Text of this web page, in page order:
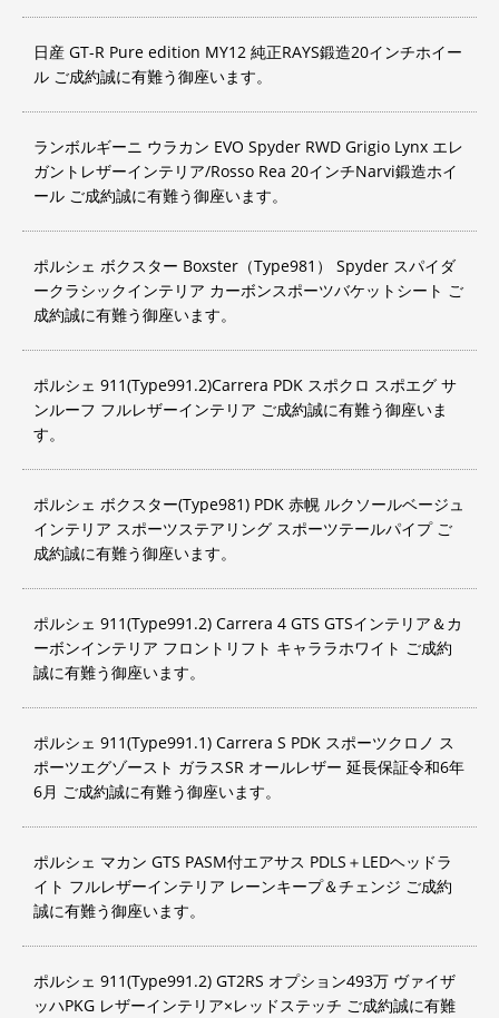
日産 GT-R Pure edition MY12 純正RAYS鍛造20インチホイー
ル ご成約誠に有難う御座います。
ランボルギーニ ウラカン EVO Spyder RWD Grigio Lynx エレ
ガントレザーインテリア/Rosso Rea 20インチNarvi鍛造ホイ
ール ご成約誠に有難う御座います。
ポルシェ ボクスター Boxster（Type981） Spyder スパイダ
ークラシックインテリア カーボンスポーツバケットシート ご
成約誠に有難う御座います。
ポルシェ 911(Type991.2)Carrera PDK スポクロ スポエグ サ
ンルーフ フルレザーインテリア ご成約誠に有難う御座いま
す。
ポルシェ ボクスター(Type981) PDK 赤幌 ルクソールベージュ
インテリア スポーツステアリング スポーツテールパイプ ご
成約誠に有難う御座います。
ポルシェ 911(Type991.2) Carrera 4 GTS GTSインテリア＆カ
ーボンインテリア フロントリフト キャララホワイト ご成約
誠に有難う御座います。
ポルシェ 911(Type991.1) Carrera S PDK スポーツクロノ ス
ポーツエグゾースト ガラスSR オールレザー 延長保証令和6年
6月 ご成約誠に有難う御座います。
ポルシェ マカン GTS PASM付エアサス PDLS＋LEDヘッドラ
イト フルレザーインテリア レーンキープ＆チェンジ ご成約
誠に有難う御座います。
ポルシェ 911(Type991.2) GT2RS オプション493万 ヴァイザ
ッハPKG レザーインテリア×レッドステッチ ご成約誠に有難